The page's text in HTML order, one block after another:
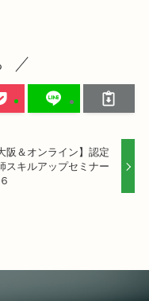
阪＆オンライン】認定
スキルアップセミナー